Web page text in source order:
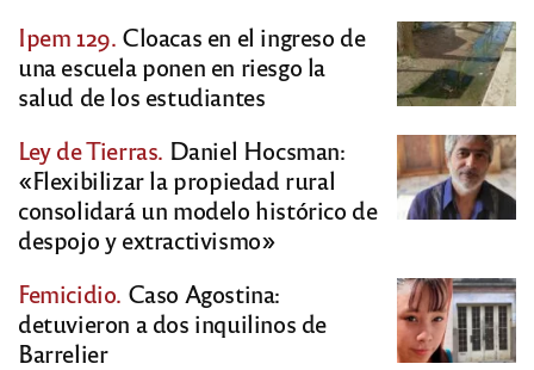
Ipem 129. Cloacas en el ingreso de
una escuela ponen en riesgo la
salud de los estudiantes
Ley de Tierras. Daniel Hocsman:
«Flexibilizar la propiedad rural
consolidará un modelo histórico de
despojo y extractivismo»
Femicidio. Caso Agostina:
detuvieron a dos inquilinos de
Barrelier